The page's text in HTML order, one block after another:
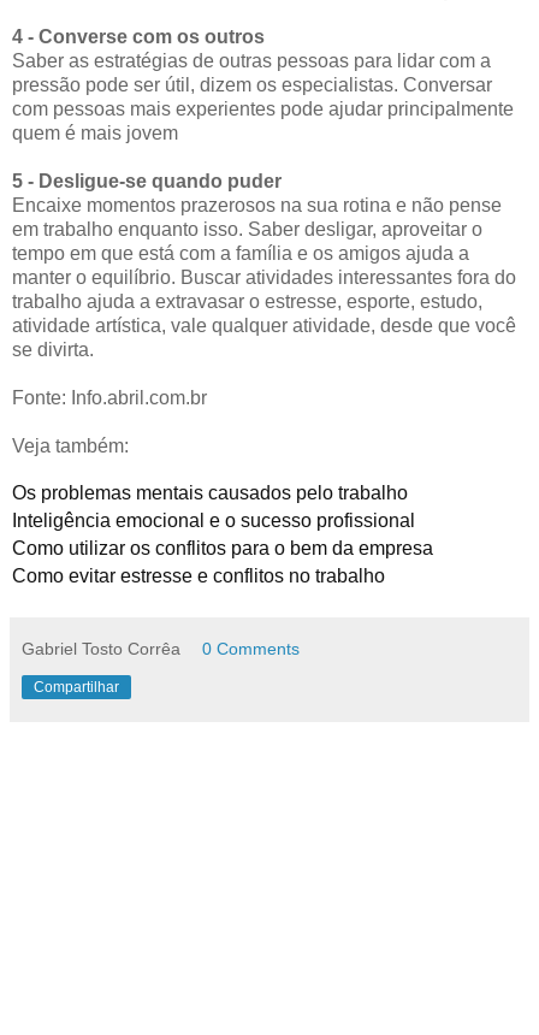
4 - Converse com os outros
Saber as estratégias de outras pessoas para lidar com a
pressão pode ser útil, dizem os especialistas. Conversar
com pessoas mais experientes pode ajudar principalmente
quem é mais jovem
5 - Desligue-se quando puder
Encaixe momentos prazerosos na sua rotina e não pense
em trabalho enquanto isso. Saber desligar, aproveitar o
tempo em que está com a família e os amigos ajuda a
manter o equilíbrio. Buscar atividades interessantes fora do
trabalho ajuda a extravasar o estresse, esporte, estudo,
atividade artística, vale qualquer atividade, desde que você
se divirta.
Fonte: Info.abril.com.br
Veja também:
Os problemas mentais causados pelo trabalho
Inteligência emocional e o sucesso profissional
Como utilizar os conflitos para o bem da empresa
Como evitar estresse e conflitos no trabalho
Gabriel Tosto Corrêa 0 Comments
Compartilhar